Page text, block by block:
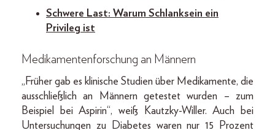
Schwere Last: Warum Schlanksein ein
Privileg ist
Medikamentenforschung an Männern
„Früher gab es klinische Studien über Medikamente, die
ausschließlich an Männern getestet wurden – zum
Beispiel bei Aspirin“, weiß Kautzky-Willer. Auch bei
Untersuchungen zu Diabetes waren nur 15 Prozent